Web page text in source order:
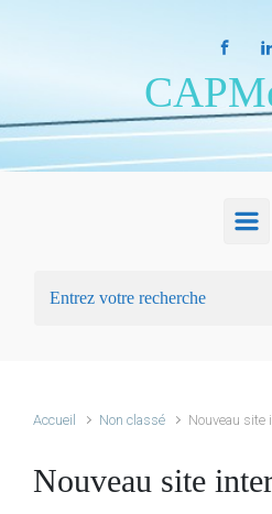
Accueil Non classé Nouveau site
Nouveau site